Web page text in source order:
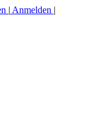
| Anmelden |